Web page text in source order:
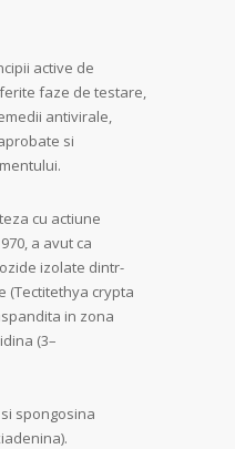
active de
faze de testare,
antivirale,
si
cu actiune
a avut ca
izolate dintr-
(Tectitethya crypta
in zona
(3–
spongosina